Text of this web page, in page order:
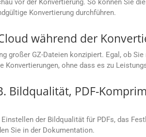
vor der Konvertierung. So können Sie
Konvertierung durchführen.
während der
großer GZ-Dateien konzipiert. Egal, ob
Konvertierungen, ohne dass es zu
Bildqualität, PDF-
der Bildqualität für PDFs, das
Sie in der Dokumentation.